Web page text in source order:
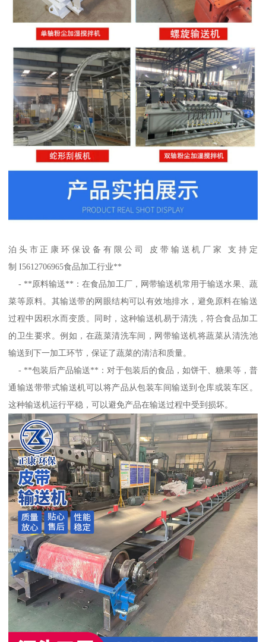
泊头市正康环保设备有限公司 皮带输送机厂家 支持定
制 I5612706965食品加工行业**
- **原料输送**：在食品加工厂，网带输送机常用于输送水果、蔬
菜等原料。其输送带的网眼结构可以有效地排水，避免原料在输送
过程中因积水而变质。同时，这种输送机易于清洗，符合食品加工
的卫生要求。例如，在蔬菜清洗车间，网带输送机将蔬菜从清洗池
输送到下一加工环节，保证了蔬菜的清洁和质量。
- **包装后产品输送**：对于包装后的食品，如饼干、糖果等，普
通输送带带式输送机可以将产品从包装车间输送到仓库或装车区。
这种输送机运行平稳，可以避免产品在输送过程中受到损坏。